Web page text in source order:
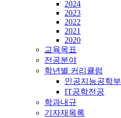
2024
2023
2022
2021
2020
교육목표
전공분야
학년별 커리큘럼
인공지능공학부
IT공학전공
학과내규
기자재목록